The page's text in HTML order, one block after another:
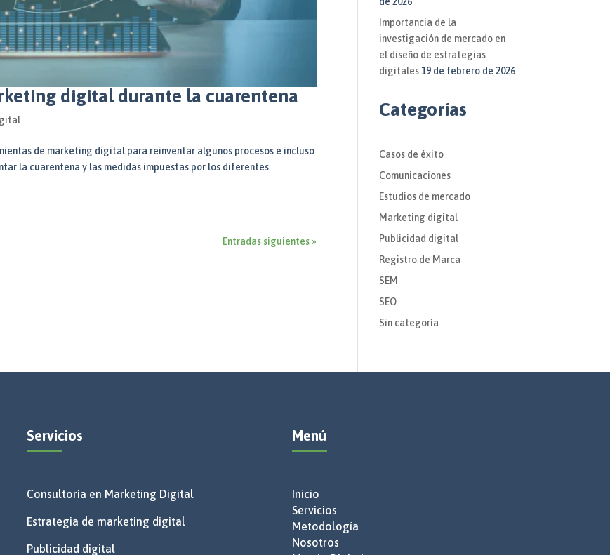
digital durante la cuarentena
de marketing digital para reinventar algunos procesos e incluso
la cuarentena y las medidas impuestas por los diferentes
Entradas siguientes »
Importancia de la
investigación de mercado en
el diseño de estrategias
digitales 19 de febrero de 2026
Categorías
Casos de éxito
Comunicaciones
Estudios de mercado
Marketing digital
Publicidad digital
Registro de Marca
SEM
SEO
Sin categoría
Servicios
Consultoría en Marketing Digital
Estrategia de marketing digital
Publicidad digital
Menú
Inicio
Servicios
Metodología
Nosotros